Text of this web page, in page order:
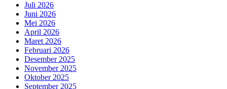
Juli 2026
Juni 2026
Mei 2026
April 2026
Maret 2026
Februari 2026
Desember 2025
November 2025
Oktober 2025
September 2025